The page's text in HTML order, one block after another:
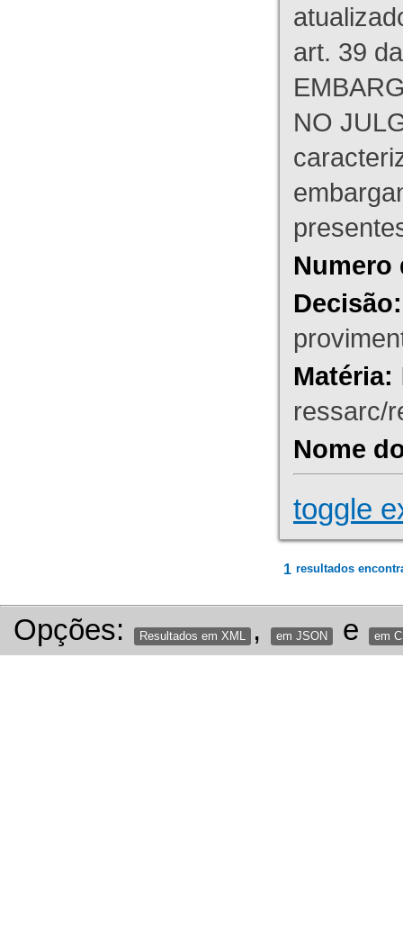
art. 39
NO
Numero
Decisão:
Matéria:
ressarc/
Nome
toggle
1 resultados
Opções: Resultados em XML , em JSON e em